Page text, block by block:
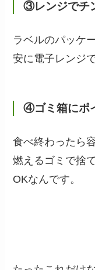
③レンジでチ
ラベルのパッケ
安に電子レンジ
④ゴミ箱にポ
食べ終わったら
燃えるゴミで捨
OKなんです。